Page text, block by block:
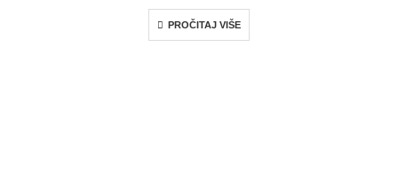
PROČITAJ VIŠE